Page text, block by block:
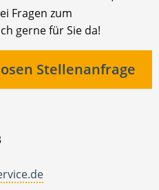
Fragen zum
gerne für Sie da!
Stellenanfrage